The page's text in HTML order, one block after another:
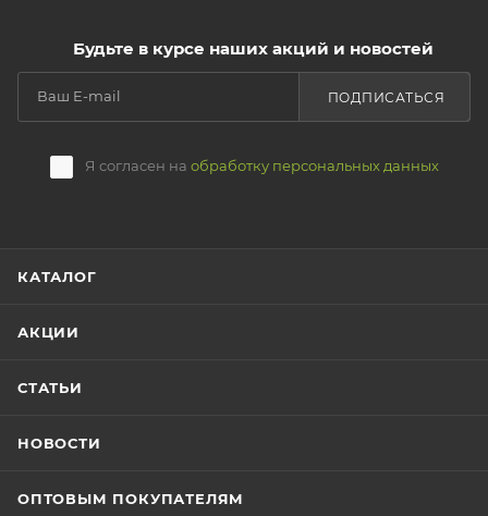
Будьте в курсе наших акций и новостей
Я согласен на обработку персональных данных
ПОДПИСАТЬСЯ
КАТАЛОГ
АКЦИИ
СТАТЬИ
НОВОСТИ
ОПТОВЫМ ПОКУПАТЕЛЯМ